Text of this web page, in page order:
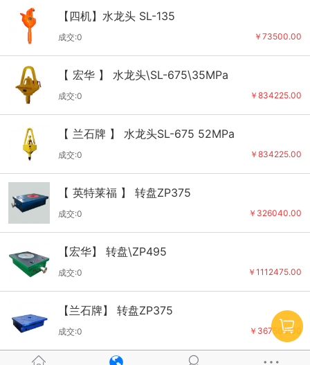
【四机】水龙头 SL-135
￥73500.00
成交:0
【 宏华 】 水龙头\SL-675\35MPa
￥834225.00
成交:0
【 兰石牌 】 水龙头SL-675 52MPa
￥834225.00
成交:0
【 英特莱福 】 转盘ZP375
￥326040.00
成交:0
【宏华】 转盘\ZP495
￥1112475.00
成交:0
【兰石牌】 转盘ZP375
￥367500.00
成交:0